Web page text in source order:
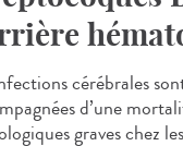
cérébrales
d’une
graves chez